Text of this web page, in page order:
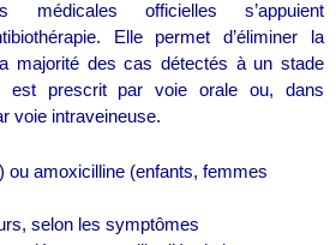
médicales officielles s’appuient
Elle permet d’éliminer la
majorité des cas détectés à un stade
est prescrit par voie orale ou, dans
voie intraveineuse.
ou amoxicilline (enfants, femmes
selon les symptômes